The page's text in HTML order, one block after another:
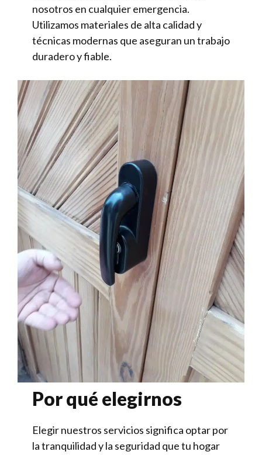
nosotros en cualquier emergencia.
Utilizamos materiales de alta calidad y
técnicas modernas que aseguran un trabajo
duradero y fiable.
Por qué elegirnos
Elegir nuestros servicios significa optar por
la tranquilidad y la seguridad que tu hogar